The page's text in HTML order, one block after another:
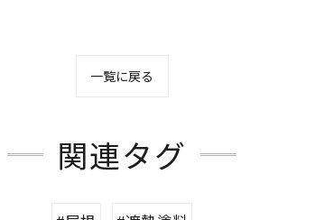
一覧に戻る
関連タグ